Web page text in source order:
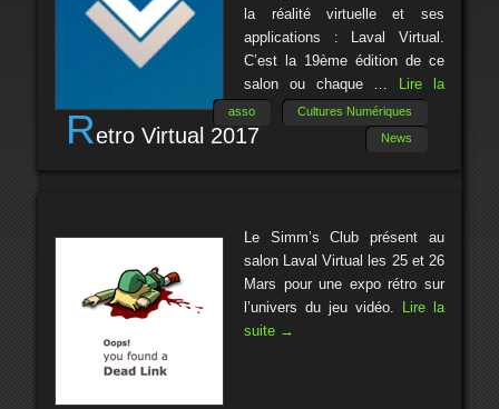
Retro Virtual 2017
la réalité virtuelle et ses
applications : Laval Virtual.
C’est la 19ème édition de ce
salon ou chaque …
Lire la
suite→
asso
Cultures Numériques
News
Le Simm’s Club présent au
salon Laval Virtual les 25 et 26
Mars pour une expo rétro sur
l’univers du jeu vidéo. Lire la
suite →